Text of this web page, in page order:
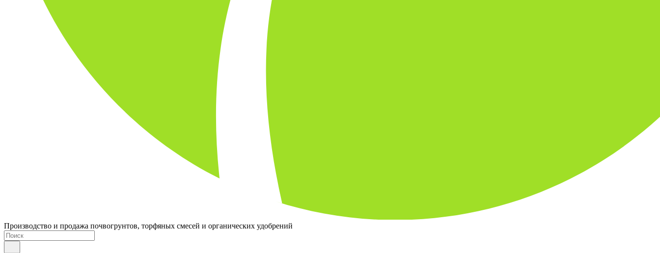
Производство и продажа почвогрунтов, торфяных смесей и органических удобрений